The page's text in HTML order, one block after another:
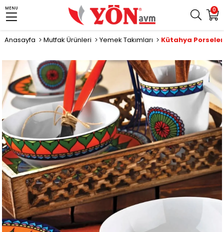
0
MENU
Anasayfa Mutfak Ürünleri Yemek Takımları